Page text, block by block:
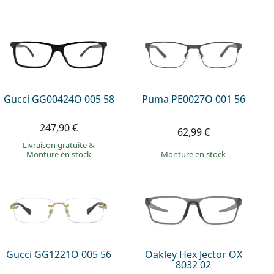
Gucci GG00424O 005 58
247,90 €
Livraison gratuite&
Monture en stock
Puma PE0027O 001 56
62,99 €
Monture en stock
Gucci GG1221O 005 56 Oakley Hex Jector OX
8032 02